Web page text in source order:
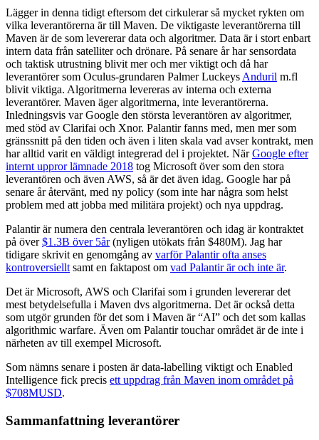
Lägger in denna tidigt eftersom det cirkulerar så mycket rykten om
vilka leverantörerna är till Maven. De viktigaste leverantörerna till
Maven är de som levererar data och algoritmer. Data är i stort enbart
intern data från satelliter och drönare. På senare år har sensordata
och taktisk utrustning blivit mer och mer viktigt och då har
leverantörer som Oculus-grundaren Palmer LuckeysAnduril m.fl
blivit viktiga. Algoritmerna levereras av interna och externa
leverantörer. Maven äger algoritmerna, inte leverantörerna.
Inledningsvis var Google den största leverantören av algoritmer,
med stöd av Clarifai och Xnor. Palantir fanns med, men mer som
gränssnitt på den tiden och även i liten skala vad avser kontrakt, men
har alltid varit en väldigt integrerad del i projektet. NärGoogle efter
internt uppror lämnade 2018 tog Microsoft över som den stora
leverantören och även AWS, så är det även idag. Google har på
senare år återvänt, med ny policy (som inte har några som helst
problem med att jobba med militära projekt) och nya uppdrag.
Palantir är numera den centrala leverantören och idag är kontraktet
på över$1.3B över 5år(nyligen utökats från $480M). Jag har
tidigare skrivit en genomgång av varför Palantir ofta anses
kontroversielltsamt en faktapost om vad Palantir är och inte är.
Det är Microsoft, AWS och Clarifai som i grunden levererar det
mest betydelsefulla i Maven dvs algoritmerna. Det är också detta
som utgör grunden för det som i Maven är “AI” och det som kallas
algorithmic warfare. Även om Palantir touchar området är de inte i
närheten av till exempel Microsoft.
Som nämns senare i posten är data-labelling viktigt och Enabled
Intelligence fick precis ett uppdrag från Maven inom området på
$708MUSD.
Sammanfattning leverantörer